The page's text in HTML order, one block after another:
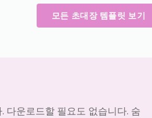
모든 초대장 템플릿 보기
다운로드할 필요도 없습니다. 숨